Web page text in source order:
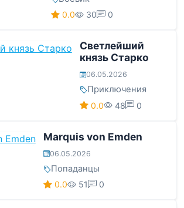
0.0 30 0
Светлейший
князь Старко
06.05.2026
Приключения
0.0 48 0
Marquis von Emden
06.05.2026
Попаданцы
0.0 51 0